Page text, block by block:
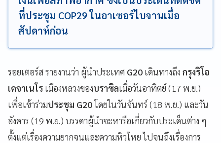
ที่ประชุม COP29 ในอาเซอร์ไบจานเมื่อ
สัปดาห์ก่อน
รอยเตอร์ส รายงานว่า ผู้นำประเทศ G20 เดินทางถึง กรุงริโอ
เดจาเนโร เมืองหลวงของบราซิลเมื่อวันอาทิตย์ (17 พ.ย.)
เพื่อเข้าร่วมประชุม G20โดยในวันจันทร์ (18 พ.ย.) และวัน
อังคาร (19 พ.ย.) บรรดาผู้นำจะหารือเกี่ยวกับประเด็นต่าง ๆ
ตั้งแต่เรื่องความยากจนและความหิวโหย ไปจนถึงเรื่องการ